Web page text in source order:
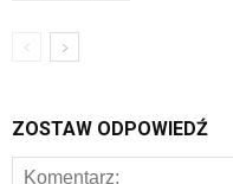
ZOSTAW ODPOWIEDŹ